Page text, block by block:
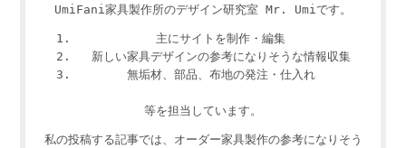
UmiFani家具製作所のデザイン研究室 Mr. Umiです。
主にサイトを制作・編集
新しい家具デザインの参考になりそうな情報収集
無垢材、部品、布地の発注・仕入れ
等を担当しています。
私の投稿する記事では、オーダー家具製作の参考になりそう